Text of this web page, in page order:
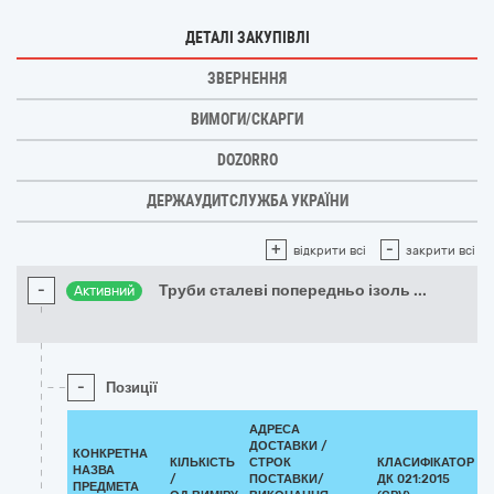
ДЕТАЛІ ЗАКУПІВЛІ
ЗВЕРНЕННЯ
ВИМОГИ/СКАРГИ
DOZORRO
ДЕРЖАУДИТСЛУЖБА УКРАЇНИ
+ відкрити всі - закрити всі
- Активний Труби сталеві попередньо ізоль ...
- Позиції
КОНКРЕТНА
НАЗВА
ПРЕДМЕТА
КІЛЬКІСТЬ
/
АДРЕСА
ДОСТАВКИ /
СТРОК
ПОСТАВКИ/
КЛАСИФІКАТОР
ДК 021:2015